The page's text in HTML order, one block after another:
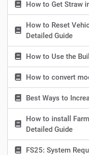
How to Get Straw
How to Reset
Detailed Guide
How to Use the
How to convert
Best Ways to
How to install
Detailed Guide
FS25: System